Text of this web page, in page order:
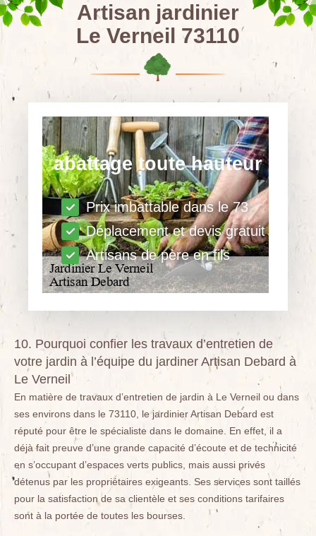
abattage toute hauteur
Prix imbattable dans le 73
Déplacement et devis gratuit
Artisans de père en fils
Artisan jardinier
Le Verneil 73110
10. Pourquoi confier les travaux d’entretien de
votre jardin à l’équipe du jardiner Artisan Debard à
Le Verneil
En matière de travaux d’entretien de jardin à Le Verneil ou dans
ses environs dans le 73110, le jardinier Artisan Debard est
réputé pour être le spécialiste dans le domaine. En effet, il a
déjà fait preuve d’une grande capacité d’écoute et de technicité
en s’occupant d’espaces verts publics, mais aussi privés
détenus par les propriétaires exigeants. Ses services sont taillés
pour la satisfaction de sa clientèle et ses conditions tarifaires
sont à la portée de toutes les bourses.